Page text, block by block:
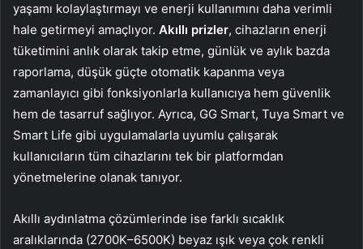
yaşamı kolaylaştırmayı ve enerji kullanımını daha verimli
hale getirmeyi amaçlıyor. Akıllı prizler, cihazların enerji
tüketimini anlık olarak takip etme, günlük ve aylık bazda
raporlama, düşük güçte otomatik kapanma veya
zamanlayıcı gibi fonksiyonlarla kullanıcıya hem güvenlik
hem de tasarruf sağlıyor. Ayrıca, GG Smart, Tuya Smart ve
Smart Life gibi uygulamalarla uyumlu çalışarak
kullanıcıların tüm cihazlarını tek bir platformdan
yönetmelerine olanak tanıyor.
Akıllı aydınlatma çözümlerinde ise farklı sıcaklık
aralıklarında (2700K–6500K) beyaz ışık veya çok renkli